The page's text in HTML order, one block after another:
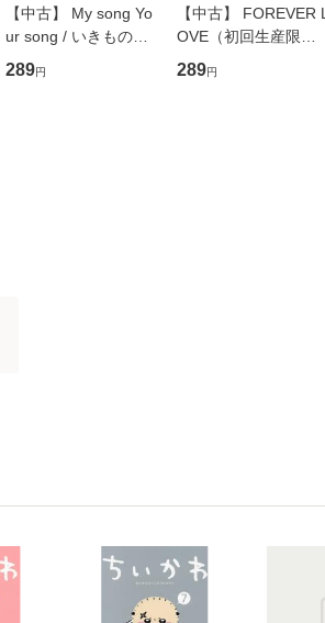
【中古】 My song Yo
ur song / いきものが
かり / [CD]【メール便
送料無料】
289円
【中古】 FOREVER L
OVE（初回生産限定
盤） / 清水翔太×加藤
ミリヤ / [CD]【メール
289円